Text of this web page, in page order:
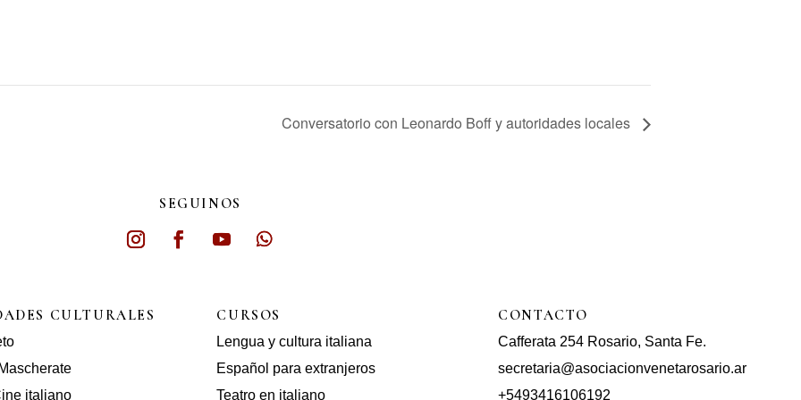
Conversatorio con Leonardo Boff y autoridades locales
SEGUINOS
CULTURALES
italiano
CURSOS
Lengua y cultura italiana
Español para extranjeros
Teatro en italiano
CONTACTO
Cafferata 254 Rosario, Santa Fe.
secretaria@asociacionvenetarosario.ar
+5493416106192